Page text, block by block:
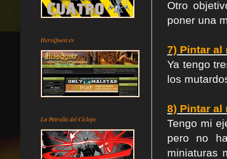
Otro
poner una
7) Pintar al
Ya tengo
los
8) Pintar al
Tengo mi
pero no
miniaturas
HeroQuest.es
La Patrulla del Cíclope